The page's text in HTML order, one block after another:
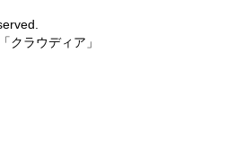
クラウディア」